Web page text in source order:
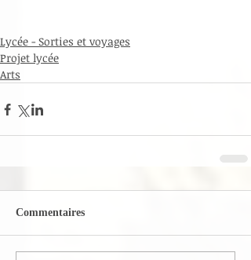
Lycée - Sorties et voyages
Projet lycée
Arts
Commentaires